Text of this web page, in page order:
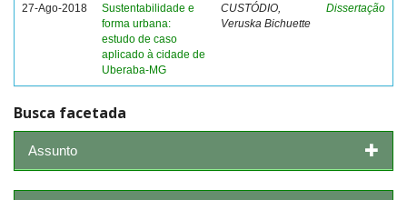
27-Ago-2018
Sustentabilidade e
forma urbana:
estudo de caso
aplicado à cidade de
Uberaba-MG
CUSTÓDIO,
Veruska Bichuette
Dissertação
Busca facetada
Assunto